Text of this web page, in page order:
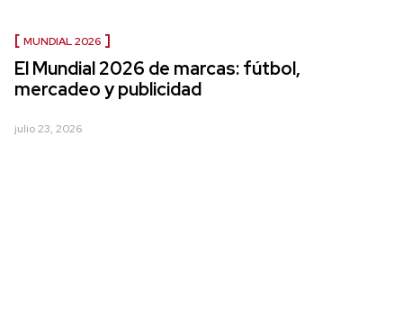
MUNDIAL 2026
El Mundial 2026 de marcas: fútbol,
mercadeo y publicidad
julio 23, 2026